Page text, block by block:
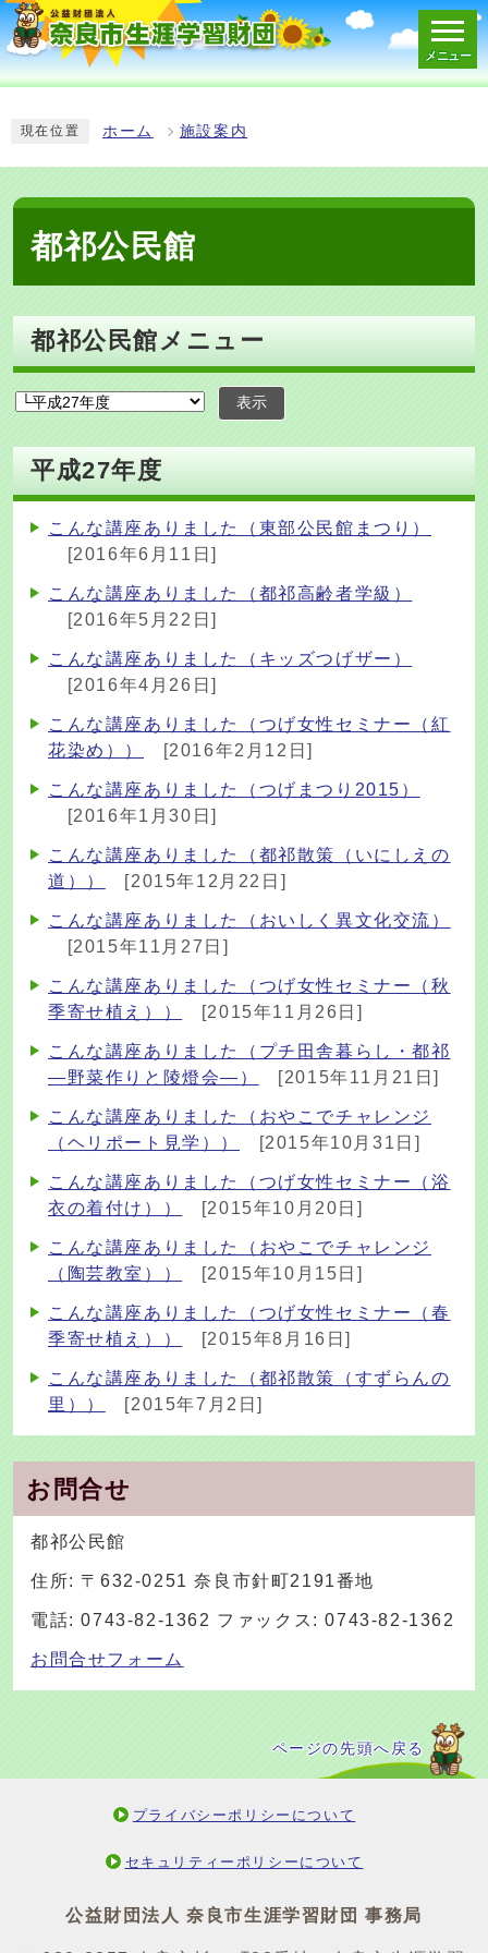
メニュー
現在位置 ホーム 施設案内
都祁公民館
都祁公民館メニュー
表示
平成27年度
こんな講座ありました（東部公民館まつり）
[2016年6月11日]
こんな講座ありました（都祁高齢者学級）
[2016年5月22日]
こんな講座ありました（キッズつげザー）
[2016年4月26日]
こんな講座ありました（つげ女性セミナー（紅
花染め））
[2016年2月12日]
こんな講座ありました（つげまつり2015）
[2016年1月30日]
こんな講座ありました（都祁散策（いにしえの
道））
[2015年12月22日]
こんな講座ありました（おいしく異文化交流）
[2015年11月27日]
こんな講座ありました（つげ女性セミナー（秋
季寄せ植え））
[2015年11月26日]
こんな講座ありました（プチ田舎暮らし・都祁
―野菜作りと陵燈会―）
[2015年11月21日]
こんな講座ありました（おやこでチャレンジ
（ヘリポート見学））
[2015年10月31日]
こんな講座ありました（つげ女性セミナー（浴
衣の着付け））
[2015年10月20日]
こんな講座ありました（おやこでチャレンジ
（陶芸教室））
[2015年10月15日]
こんな講座ありました（つげ女性セミナー（春
季寄せ植え））
[2015年8月16日]
こんな講座ありました（都祁散策（すずらんの
里））
[2015年7月2日]
お問合せ
都祁公民館
住所: 〒632-0251 奈良市針町2191番地
電話: 0743-82-1362 ファックス: 0743-82-1362
お問合せフォーム
ページの先頭へ戻る
プライバシーポリシーについて
セキュリティーポリシーについて
公益財団法人 奈良市生涯学習財団 事務局